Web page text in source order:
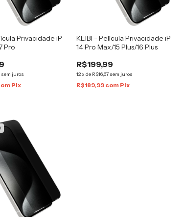
Privacidade iP
Pro
sem juros
Pix
KEIBI - Película Privacidade iP
14 Pro Max/15 Plus/16 Plus
R$199,99
12xde R$16,67 sem juros
R$189,99 com Pix